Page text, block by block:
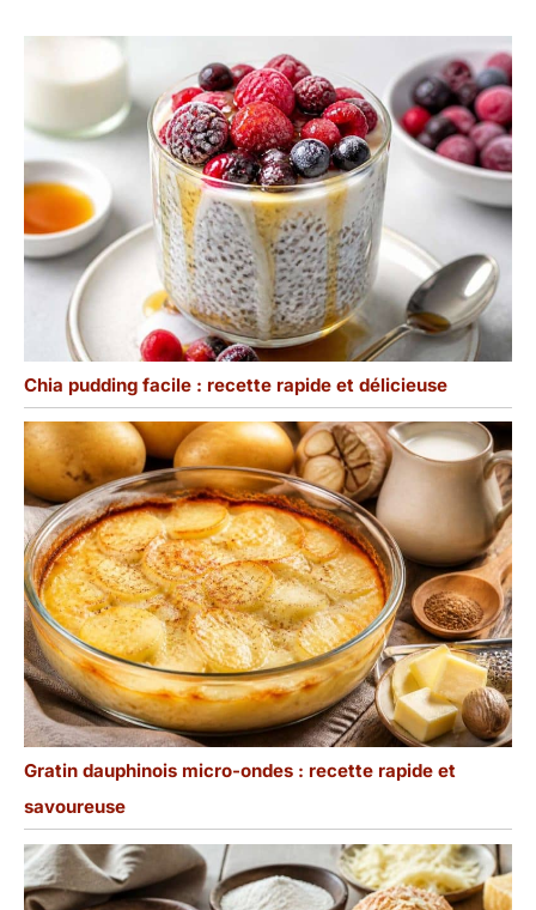
Chia pudding facile : recette rapide et délicieuse
Gratin dauphinois micro-ondes : recette rapide et
savoureuse